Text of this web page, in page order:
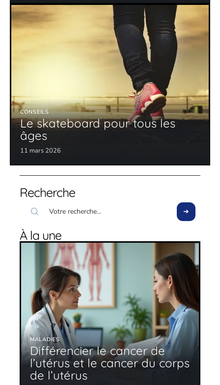
CONSEILS
Le skateboard pour tous les
âges
11 mars 2026
Recherche
À la une
MALADIES
Différencier le cancer de
l’utérus et le cancer du corps
de l’utérus